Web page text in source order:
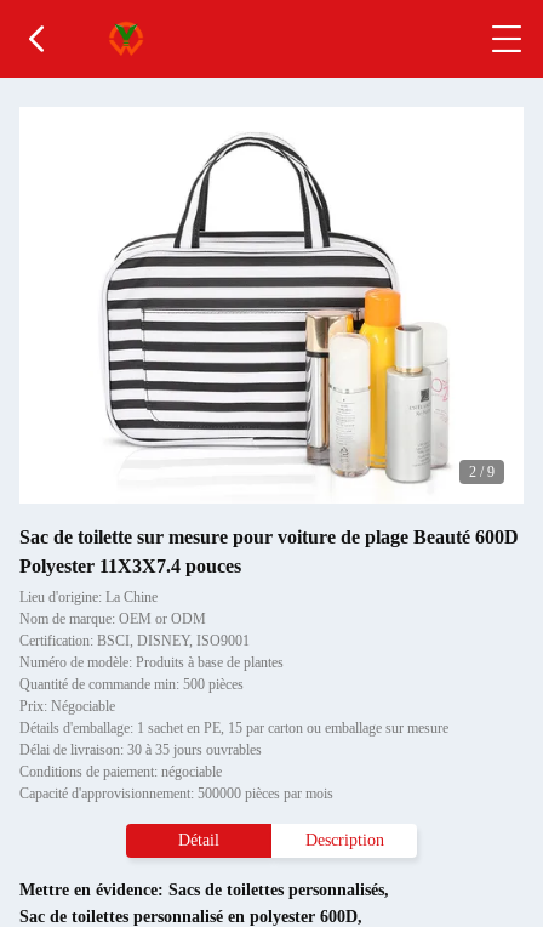
2 / 9
Sac de toilette sur mesure pour voiture de plage Beauté 600D
Polyester 11X3X7.4 pouces
Lieu d'origine: La Chine
Nom de marque: OEM or ODM
Certification: BSCI, DISNEY, ISO9001
Numéro de modèle: Produits à base de plantes
Quantité de commande min: 500 pièces
Prix: Négociable
Détails d'emballage: 1 sachet en PE, 15 par carton ou emballage sur mesure
Délai de livraison: 30 à 35 jours ouvrables
Conditions de paiement: négociable
Capacité d'approvisionnement: 500000 pièces par mois
Détail Description
Mettre en évidence: Sacs de toilettes personnalisés,
Sac de toilettes personnalisé en polyester 600D,